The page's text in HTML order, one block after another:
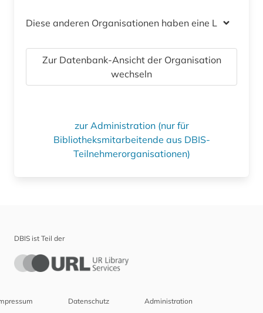
Diese anderen Organisationen haben eine Lizenz
Zur Datenbank-Ansicht der Organisation
wechseln
zur Administration (nur für
Bibliotheksmitarbeitende aus DBIS-
Teilnehmerorganisationen)
DBIS ist Teil der
Datenschutz Administration